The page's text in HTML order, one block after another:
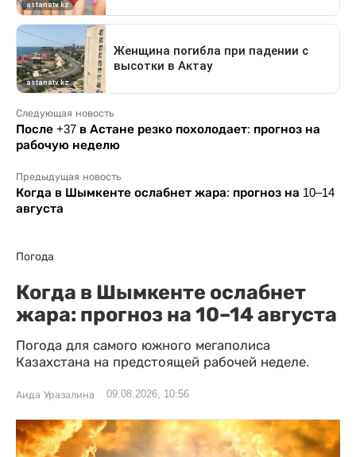
Следующая новость
После +37 в Астане резко похолодает: прогноз на
рабочую неделю
Предыдущая новость
Когда в Шымкенте ослабнет жара: прогноз на 10–14
августа
Погода
Когда в Шымкенте ослабнет
жара: прогноз на 10–14 августа
Погода для самого южного мегаполиса
Казахстана на предстоящей рабочей неделе.
Аида Уразалина 09.08.2026, 10:56